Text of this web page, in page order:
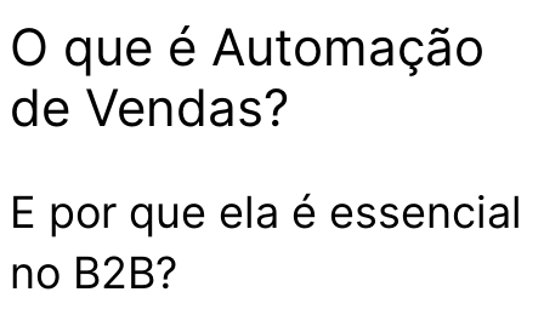
O que é Automação
de Vendas?
E por que ela é essencial
no B2B?